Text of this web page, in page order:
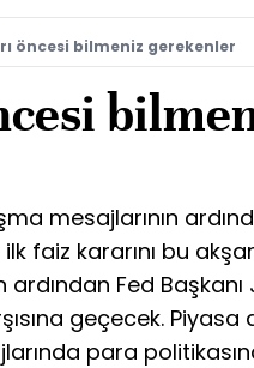
öncesi bilmeniz gerekenler
mesajlarının
ilk faiz kararını bu
ardından Fed
geçecek.
para